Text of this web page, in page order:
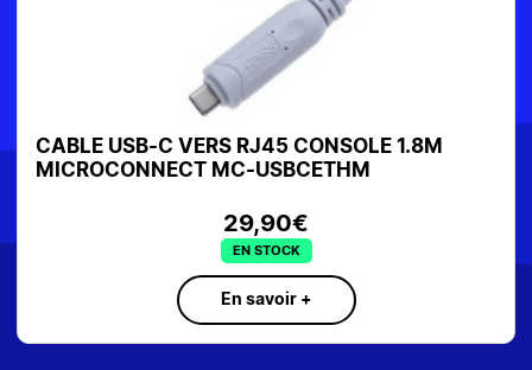
CABLE USB-C VERS RJ45 CONSOLE 1.8M
MICROCONNECT MC-USBCETHM
29,90€
EN STOCK
En savoir +